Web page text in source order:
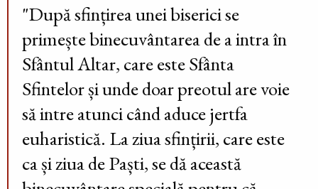
"După sfințirea unei biserici se
primește binecuvântarea de a intra în
Sfântul Altar, care este Sfânta
Sfintelor și unde doar preotul are voie
să intre atunci când aduce jertfa
euharistică. La ziua sfințirii, care este
ca și ziua de Paști, se dă această